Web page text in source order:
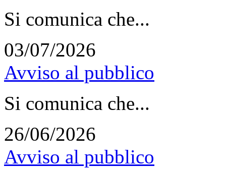
Si comunica che...
03/07/2026
Avviso al pubblico
Si comunica che...
26/06/2026
Avviso al pubblico